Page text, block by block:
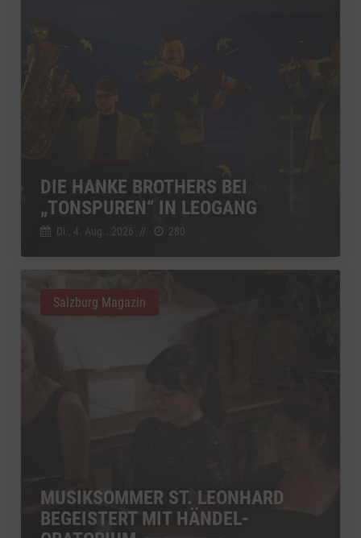
DIE HANKE BROTHERS BEI
„TONSPUREN“ IN LEOGANG
Di., 4. Aug.. 2026 // 280
MUSIKSOMMER ST. LEONHARD
BEGEISTERT MIT HÄNDEL-
Salzburg Magazin